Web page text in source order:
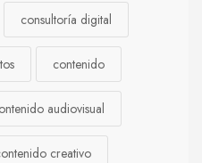
consultoría digital
contenido
audiovisual
creativo